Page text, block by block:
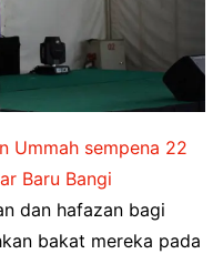
Ummah sempena 22
Baru Bangi
dan hafazan bagi
bakat mereka pada